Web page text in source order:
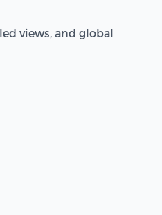
views, and global